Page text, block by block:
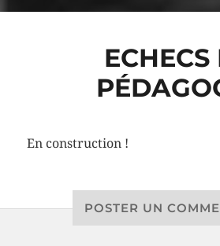
ECHECS
En construction !
POSTER UN